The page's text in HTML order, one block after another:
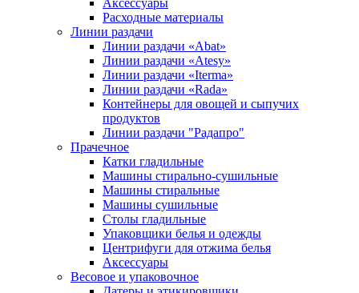
Аксессуары
Расходные материалы
Линии раздачи
Линии раздачи «Abat»
Линии раздачи «Atesy»
Линии раздачи «Iterma»
Линии раздачи «Rada»
Контейнеры для овощей и сыпучих
продуктов
Линии раздачи "Радапро"
Прачечное
Катки гладильные
Машины стирально-сушильные
Машины стиральные
Машины сушильные
Столы гладильные
Упаковщики белья и одежды
Центрифуги для отжима белья
Аксессуары
Весовое и упаковочное